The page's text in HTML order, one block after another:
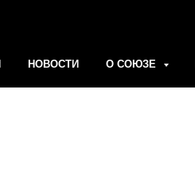
НОВОСТИ О СОЮЗЕ